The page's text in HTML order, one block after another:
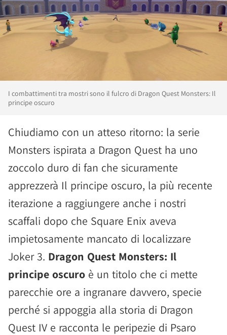
I combattimenti tra mostri sono il fulcro di Dragon Quest Monsters: Il
principe oscuro
Chiudiamo con un atteso ritorno: la serie
Monsters ispirata a Dragon Quest ha uno
zoccolo duro di fan che sicuramente
apprezzerà Il principe oscuro, la più recente
iterazione a raggiungere anche i nostri
scaffali dopo che Square Enix aveva
impietosamente mancato di localizzare
Joker 3. Dragon Quest Monsters: Il
principe oscuro è un titolo che ci mette
parecchie ore a ingranare davvero, specie
perché si appoggia alla storia di Dragon
Quest IV e racconta le peripezie di Psaro